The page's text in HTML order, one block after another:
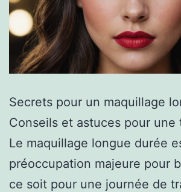
Secrets pour un maquillage
Conseils et astuces pour
Le maquillage longue durée
préoccupation majeure pour
ce soit pour une journée de